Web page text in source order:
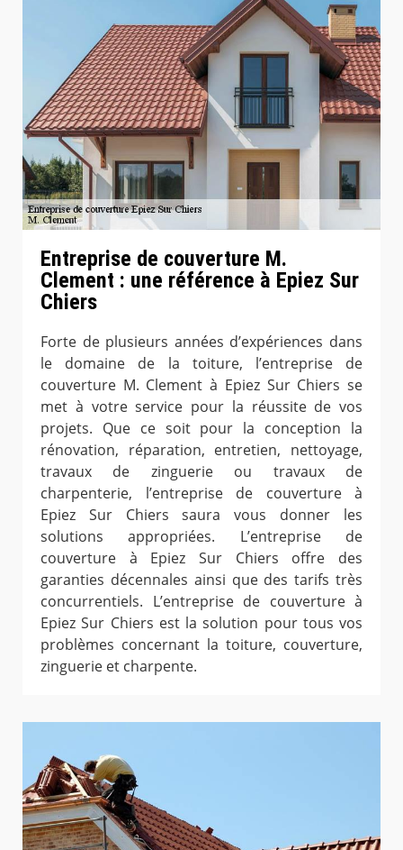
Entreprise de couverture M.
Clement : une référence à Epiez Sur
Chiers
Forte de plusieurs années d’expériences dans
le domaine de la toiture, l’entreprise de
couverture M. Clement à Epiez Sur Chiers se
met à votre service pour la réussite de vos
projets. Que ce soit pour la conception la
rénovation, réparation, entretien, nettoyage,
travaux de zinguerie ou travaux de
charpenterie, l’entreprise de couverture à
Epiez Sur Chiers saura vous donner les
solutions appropriées. L’entreprise de
couverture à Epiez Sur Chiers offre des
garanties décennales ainsi que des tarifs très
concurrentiels. L’entreprise de couverture à
Epiez Sur Chiers est la solution pour tous vos
problèmes concernant la toiture, couverture,
zinguerie et charpente.